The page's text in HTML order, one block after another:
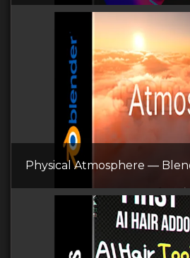
Physical Atmosphere —